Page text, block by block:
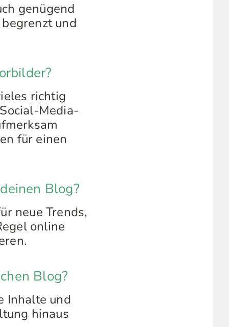
genügend
und
richtig
Media-
für einen
Blog?
neue Trends,
online
Blog?
Inhalte und
hinaus